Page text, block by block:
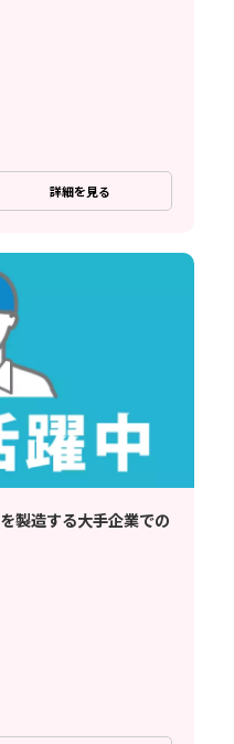
詳細を見る
製造する大手企業での